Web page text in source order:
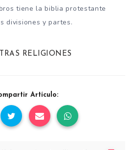
tiene la biblia protestante
divisiones y partes.
RELIGIONES
Artículo: